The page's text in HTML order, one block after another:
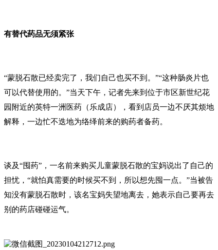
有替代药品无须紧张
“蒙脱石散已经卖完了，我们自己也买不到。”“这种肠炎片也
可以代替使用的。”当天下午，记者先来到位于市区新世纪花
园附近的英特一洲医药（乐成店），看到店员一边不厌其烦地
解释，一边忙不迭地为络绎前来的购药者备药。
谈及“囤药”，一名前来购买儿童蒙脱石散的宝妈说出了自己的
担忧，“就怕真需要的时候买不到，所以想先囤一点。”当被告
知没有蒙脱石散时，该名宝妈失望地离去，她表示自己要再去
别的药店碰碰运气。